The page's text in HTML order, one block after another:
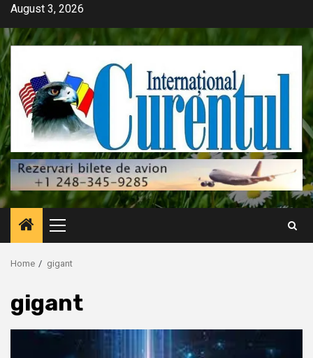
Skip
content
August 3, 2026
Primary
Menu
Home gigant
gigant